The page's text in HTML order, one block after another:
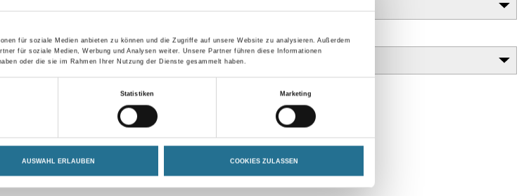
für soziale Medien anbieten zu können und die Zugriffe auf unsere Website zu analysieren. Außerdem
für soziale Medien, Werbung und Analysen weiter. Unsere Partner führen diese Informationen
oder die sie im Rahmen Ihrer Nutzung der Dienste gesammelt haben.
Statistiken Marketing
AUSWAHL ERLAUBEN COOKIES ZULASSEN
Breite in centimeter Gebinde
Umrechnungsfaktoren